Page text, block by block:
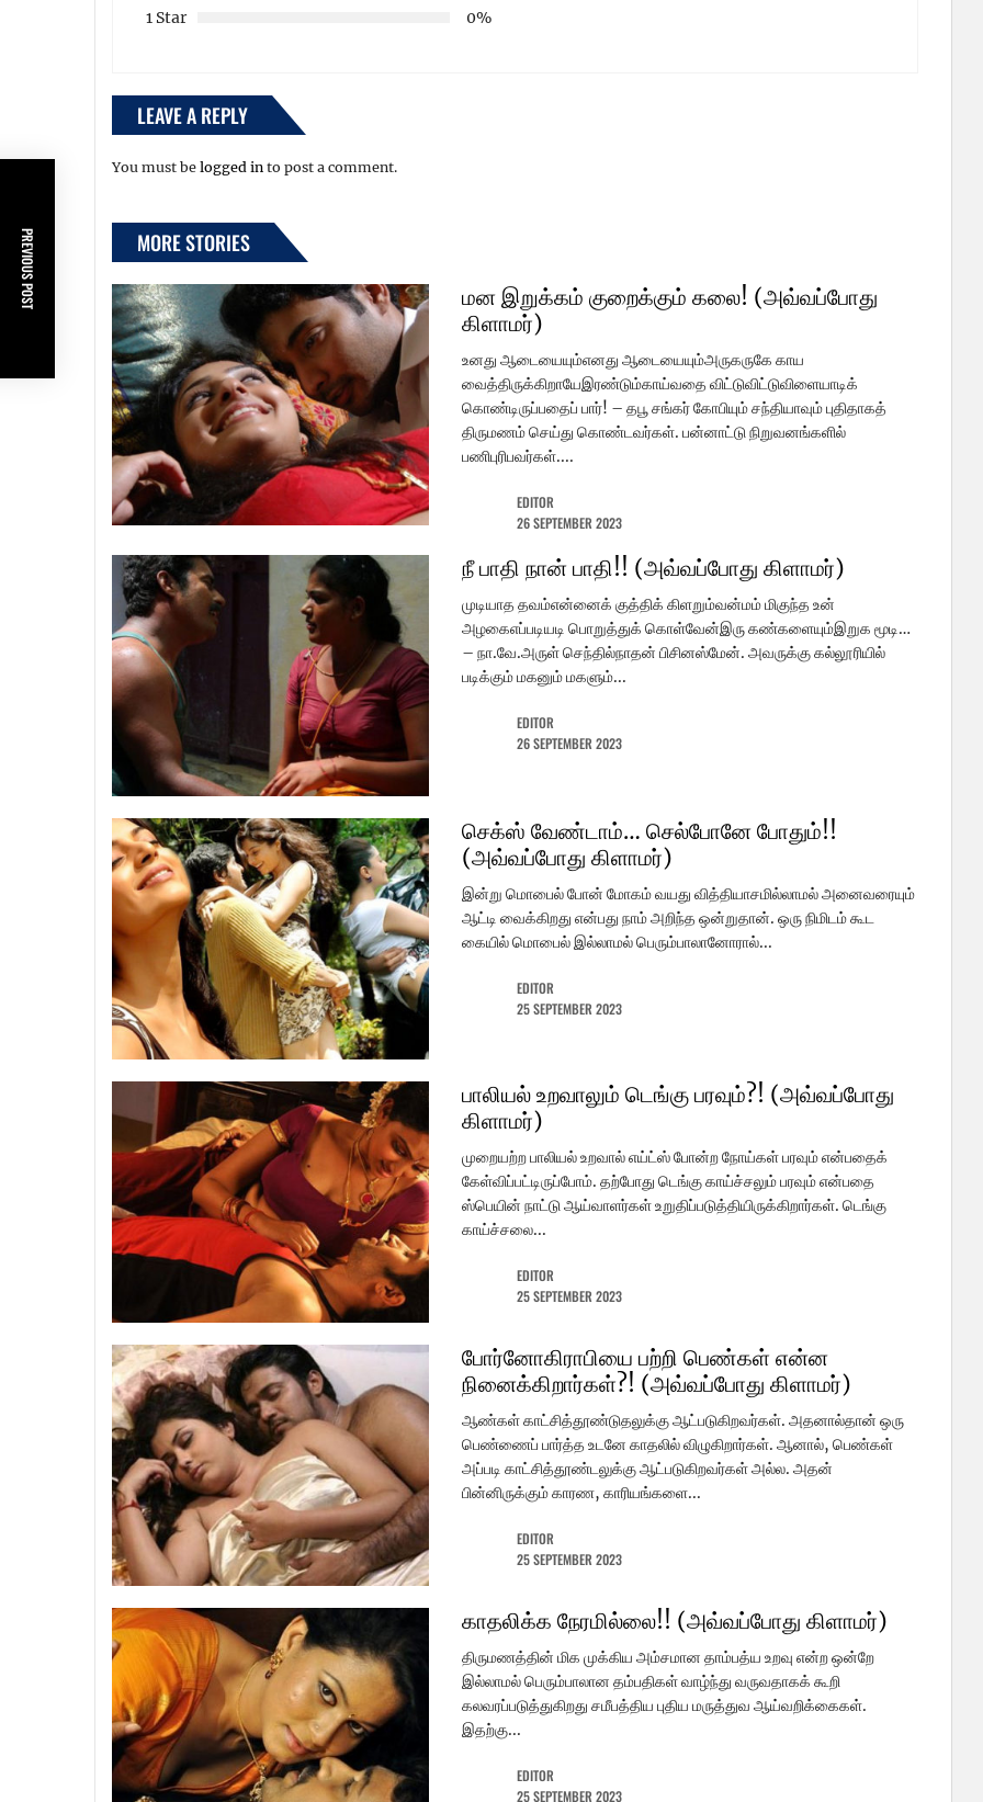
1 Star
0%
LEAVE A REPLY
You must be logged in to post a comment.
PREVIOUS POST MORE STORIES
மன இறுக்கம் குறைக்கும் கலை! (அவ்வப்போது
கிளாமர்)
உனது ஆடையையும்எனது ஆடையையும்அருகருகே காய
வைத்திருக்கிறாயேஇரண்டும்காய்வதை விட்டுவிட்டுவிளையாடிக்
கொண்டிருப்பதைப் பார்! – தபூ சங்கர் கோபியும் சந்தியாவும் புதிதாகத்
திருமணம் செய்து கொண்டவர்கள். பன்னாட்டு நிறுவனங்களில்
பணிபுரிபவர்கள்....
EDITOR
26 SEPTEMBER 2023
நீ பாதி நான் பாதி!! (அவ்வப்போது கிளாமர்)
முடியாத தவம்என்னைக் குத்திக் கிளறும்வன்மம் மிகுந்த உன்
அழகைஎப்படியடி பொறுத்துக் கொள்வேன்இரு கண்களையும்இறுக மூடி…
– நா.வே.அருள் செந்தில்நாதன் பிசினஸ்மேன். அவருக்கு கல்லூரியில்
படிக்கும் மகனும் மகளும்...
EDITOR
26 SEPTEMBER 2023
செக்ஸ் வேண்டாம்… செல்போனே போதும்!!
(அவ்வப்போது கிளாமர்)
இன்று மொபைல் போன் மோகம் வயது வித்தியாசமில்லாமல் அனைவரையும்
ஆட்டி வைக்கிறது என்பது நாம் அறிந்த ஒன்றுதான். ஒரு நிமிடம் கூட
கையில் மொபைல் இல்லாமல் பெரும்பாலானோரால்...
EDITOR
25 SEPTEMBER 2023
பாலியல் உறவாலும் டெங்கு பரவும்?! (அவ்வப்போது
கிளாமர்)
முறையற்ற பாலியல் உறவால் எய்ட்ஸ் போன்ற நோய்கள் பரவும் என்பதைக்
கேள்விப்பட்டிருப்போம். தற்போது டெங்கு காய்ச்சலும் பரவும் என்பதை
ஸ்பெயின் நாட்டு ஆய்வாளர்கள் உறுதிப்படுத்தியிருக்கிறார்கள். டெங்கு
காய்ச்சலை...
EDITOR
25 SEPTEMBER 2023
போர்னோகிராபியை பற்றி பெண்கள் என்ன
நினைக்கிறார்கள்?! (அவ்வப்போது கிளாமர்)
ஆண்கள் காட்சித்தூண்டுதலுக்கு ஆட்படுகிறவர்கள். அதனால்தான் ஒரு
பெண்ணைப் பார்த்த உடனே காதலில் விழுகிறார்கள். ஆனால், பெண்கள்
அப்படி காட்சித்தூண்டலுக்கு ஆட்படுகிறவர்கள் அல்ல. அதன்
பின்னிருக்கும் காரண, காரியங்களை...
EDITOR
25 SEPTEMBER 2023
காதலிக்க நேரமில்லை!! (அவ்வப்போது கிளாமர்)
திருமணத்தின் மிக முக்கிய அம்சமான தாம்பத்ய உறவு என்ற ஒன்றே
இல்லாமல் பெரும்பாலான தம்பதிகள் வாழ்ந்து வருவதாகக் கூறி
கலவரப்படுத்துகிறது சமீபத்திய புதிய மருத்துவ ஆய்வறிக்கைகள்.
இதற்கு...
EDITOR
25 SEPTEMBER 2023